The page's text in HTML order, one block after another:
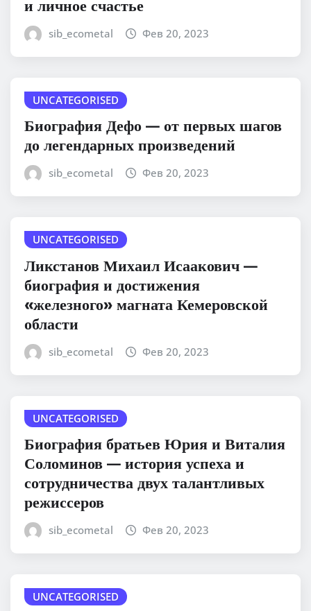
и личное счастье
sib_ecometal Фев 20, 2023
UNCATEGORISED
Биография Дефо — от первых шагов
до легендарных произведений
sib_ecometal Фев 20, 2023
UNCATEGORISED
Ликстанов Михаил Исаакович —
биография и достижения
«железного» магната Кемеровской
области
sib_ecometal Фев 20, 2023
UNCATEGORISED
Биография братьев Юрия и Виталия
Соломинов — история успеха и
сотрудничества двух талантливых
режиссеров
sib_ecometal Фев 20, 2023
UNCATEGORISED